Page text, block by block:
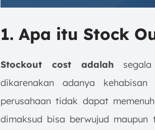
1. Apa itu Stock
Stockout cost adalah
dikarenakan adanya
perusahaan tidak dapat
dimaksud bisa berwujud